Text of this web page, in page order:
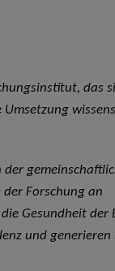
das
Forschung an
Gesundheit der
und generieren